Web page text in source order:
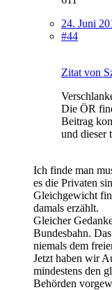
24. Juni
#44
Zitat von
Die ÖR
Beitrag
und dieser
Ich finde man
es die Privaten
Gleichgewicht
damals erzählt.
Gleicher
Bundesbahn.
niemals dem
Jetzt haben wir
mindestens den
Behörden